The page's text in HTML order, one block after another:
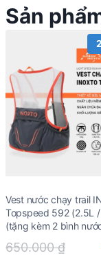
Sản
Vest nước chạy trail
Topspeed 592 (2.5L
(tặng kèm 2 bình
650.000₫